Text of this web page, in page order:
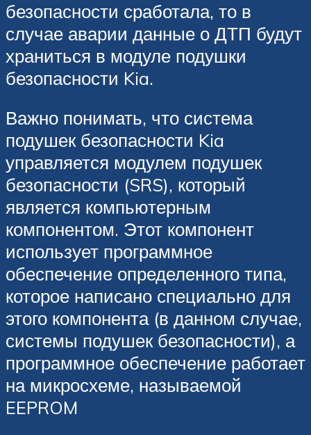
безопасности сработала, то в
случае аварии данные о ДТП будут
храниться в модуле подушки
безопасности Kia.
Важно понимать, что система
подушек безопасности Kia
управляется модулем подушек
безопасности (SRS), который
является компьютерным
компонентом. Этот компонент
использует программное
обеспечение определенного типа,
которое написано специально для
этого компонента (в данном случае,
системы подушек безопасности), а
программное обеспечение работает
на микросхеме, называемой
EEPROM